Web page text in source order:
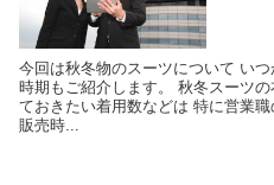
今回は秋冬物のスーツについて い
時期もご紹介します。 秋冬スーツ
ておきたい着用数などは 特に営業
販売時...